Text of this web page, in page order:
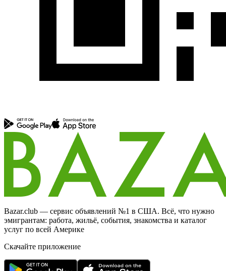
Bazar.club — сервис объявлений №1 в США. Всё, что нужно
эмигрантам: работа, жильё, события, знакомства и каталог
услуг по всей Америке
Скачайте приложение